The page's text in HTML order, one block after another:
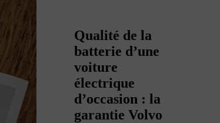
Qualité de la
batterie d’une
voiture
électrique
d’occasion : la
garantie Volvo